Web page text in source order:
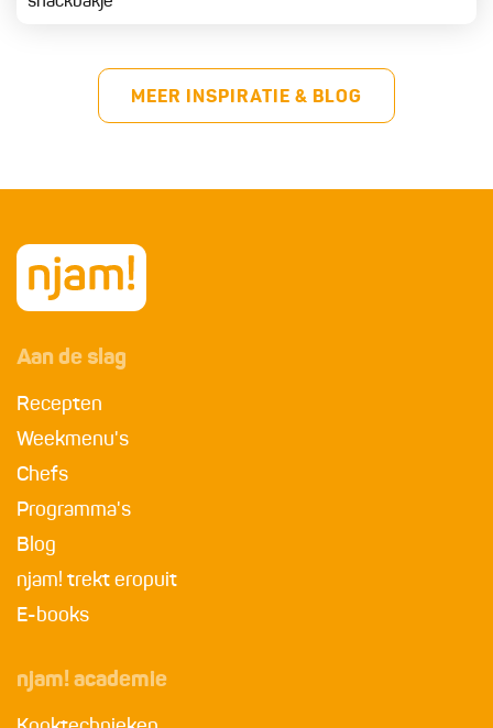
MEER INSPIRATIE & BLOG
Aan de slag
Recepten
Weekmenu's
Chefs
Programma's
Blog
njam! trekt eropuit
E-books
njam! academie